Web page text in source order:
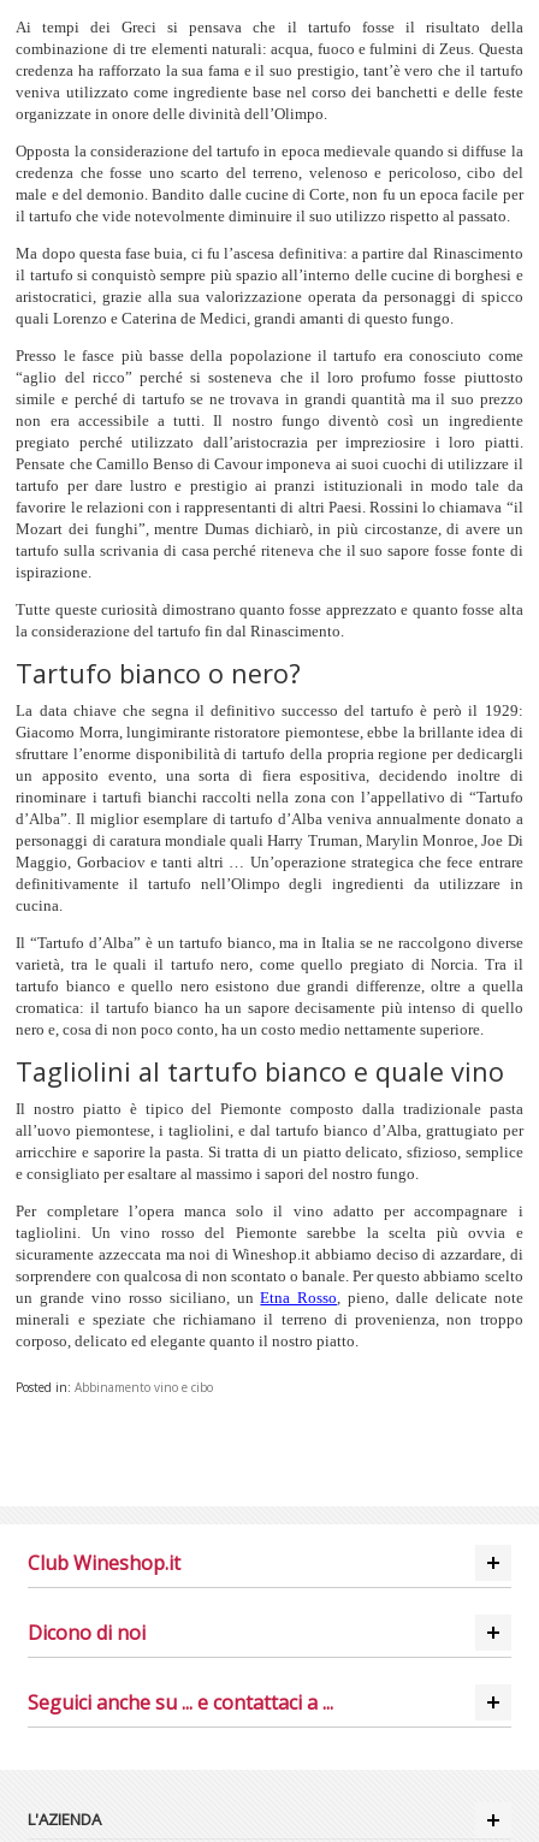
TROVAIL TUO VINO
Ai tempi dei Greci si pensava che il tartufo fosse il risultato della
combinazione di tre elementi naturali: acqua, fuoco e fulmini di Zeus. Questa
credenza ha rafforzato la sua fama e il suo prestigio, tant’è vero che il tartufo
veniva utilizzato come ingrediente base nel corso dei banchetti e delle feste
organizzate in onore delle divinità dell’Olimpo.
Opposta la considerazione del tartufo in epoca medievale quando si diffuse la
credenza che fosse uno scarto del terreno, velenoso e pericoloso, cibo del
male e del demonio. Bandito dalle cucine di Corte, non fu un epoca facile per
il tartufo che vide notevolmente diminuire il suo utilizzo rispetto al passato.
Ma dopo questa fase buia, ci fu l’ascesa definitiva: a partire dal Rinascimento
il tartufo si conquistò sempre più spazio all’interno delle cucine di borghesi e
aristocratici, grazie alla sua valorizzazione operata da personaggi di spicco
quali Lorenzo e Caterina de Medici, grandi amanti di questo fungo.
Presso le fasce più basse della popolazione il tartufo era conosciuto come
“aglio del ricco” perché si sosteneva che il loro profumo fosse piuttosto
simile e perché di tartufo se ne trovava in grandi quantità ma il suo prezzo
non era accessibile a tutti. Il nostro fungo diventò così un ingrediente
pregiato perché utilizzato dall’aristocrazia per impreziosire i loro piatti.
Pensate che Camillo Benso di Cavour imponeva ai suoi cuochi di utilizzare il
tartufo per dare lustro e prestigio ai pranzi istituzionali in modo tale da
favorire le relazioni con i rappresentanti di altri Paesi. Rossini lo chiamava “il
Mozart dei funghi”, mentre Dumas dichiarò, in più circostanze, di avere un
tartufo sulla scrivania di casa perché riteneva che il suo sapore fosse fonte di
ispirazione.
Tutte queste curiosità dimostrano quanto fosse apprezzato e quanto fosse alta
la considerazione del tartufo fin dal Rinascimento.
Tartufo bianco o nero?
La data chiave che segna il definitivo successo del tartufo è però il 1929:
Giacomo Morra, lungimirante ristoratore piemontese, ebbe la brillante idea di
sfruttare l’enorme disponibilità di tartufo della propria regione per dedicargli
un apposito evento, una sorta di fiera espositiva, decidendo inoltre di
rinominare i tartufi bianchi raccolti nella zona con l’appellativo di “Tartufo
d’Alba”. Il miglior esemplare di tartufo d’Alba veniva annualmente donato a
personaggi di caratura mondiale quali Harry Truman, Marylin Monroe, Joe Di
Maggio, Gorbaciov e tanti altri … Un’operazione strategica che fece entrare
definitivamente il tartufo nell’Olimpo degli ingredienti da utilizzare in
cucina.
Il “Tartufo d’Alba” è un tartufo bianco, ma in Italia se ne raccolgono diverse
varietà, tra le quali il tartufo nero, come quello pregiato di Norcia. Tra il
tartufo bianco e quello nero esistono due grandi differenze, oltre a quella
cromatica: il tartufo bianco ha un sapore decisamente più intenso di quello
nero e, cosa di non poco conto, ha un costo medio nettamente superiore.
Tagliolini al tartufo bianco e quale vino
Il nostro piatto è tipico del Piemonte composto dalla tradizionale pasta
all’uovo piemontese, i tagliolini, e dal tartufo bianco d’Alba, grattugiato per
arricchire e saporire la pasta. Si tratta di un piatto delicato, sfizioso, semplice
e consigliato per esaltare al massimo i sapori del nostro fungo.
Per completare l’opera manca solo il vino adatto per accompagnare i
tagliolini. Un vino rosso del Piemonte sarebbe la scelta più ovvia e
sicuramente azzeccata ma noi di Wineshop.it abbiamo deciso di azzardare, di
sorprendere con qualcosa di non scontato o banale. Per questo abbiamo scelto
un grande vino rosso siciliano, unEtna Rosso, pieno, dalle delicate note
minerali e speziate che richiamano il terreno di provenienza, non troppo
corposo, delicato ed elegante quanto il nostro piatto.
Posted in:Abbinamento vino e cibo
Club Wineshop.it
Dicono di noi
Seguici anche su ... e contattaci a ...
L'AZIENDA